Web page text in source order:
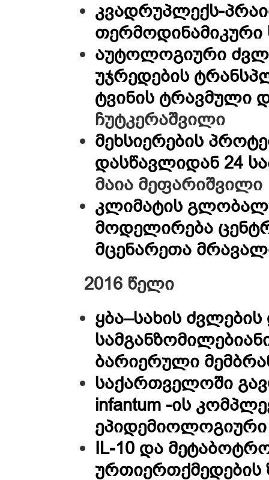
კვადრუპლექს-
თერმოდინამიკური
აუტოლოგიური
უჯრედების
ტვინის ტრავმული
ჩუტკერაშვილი
მეხსიერების
დასწავლიდან 24
მაია მეფარიშვილი
კლიმატის
მოდელირება
მცენარეთა
2016 წელი
ყბა–სახის
ბარიერული
საქართველოში
infantum -ის
ეპიდემიოლოგიური
IL-10 და
ურთიერთქმედების